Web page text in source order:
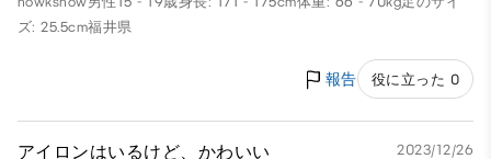
ズ: 25.5cm福井県
報告 役に立った 0
アイロンはいるけど、かわいい 2023/12/26